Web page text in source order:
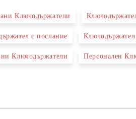
съм сПолитиката за лични
се свържем с вас в рамките на работния ден.
Ключодържатели
с послание Ключодържател
Ключодържатели Персонален